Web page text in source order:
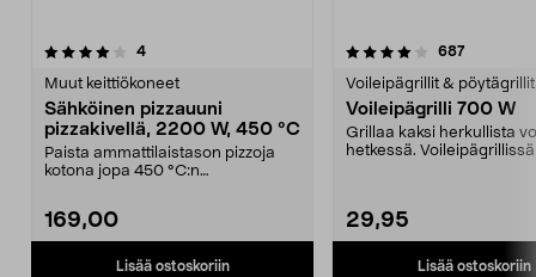
4arvostelut
Muut keittiökoneet
Sähköinen pizzauuni
pizzakivellä, 2200 W, 450 °C
Paista ammattilaistason pizzoja
kotona jopa 450 °C:n
169,00
Lisää ostoskoriin
4.0 viidestä
687arvostelut
Voileipägrillit & pöytägrillit
Voileipägrilli 700 W
Grillaa kaksi herkullista
hetkessä.
29,95
Lisää ostoskoriin
4.5 viidestä